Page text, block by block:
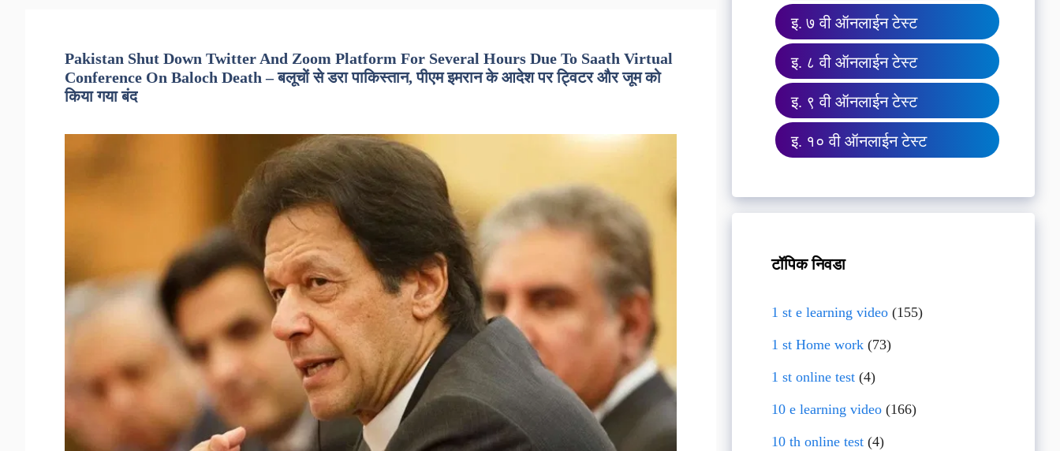
Pakistan Shut Down Twitter And Zoom Platform For Several Hours Due To Saath Virtual
Conference On Baloch Death – बलूचों से डरा पाकिस्तान, पीएम इमरान के आदेश पर ट्विटर और जूम को
किया गया बंद
इ. ७ वी ऑनलाईन टेस्ट
इ. ८ वी ऑनलाईन टेस्ट
इ. ९ वी ऑनलाईन टेस्ट
इ. १० वी ऑनलाईन टेस्ट
टॉपिक निवडा
1 st e learning video (155)
1 st Home work (73)
1 st online test (4)
10 e learning video (166)
10 th online test (4)